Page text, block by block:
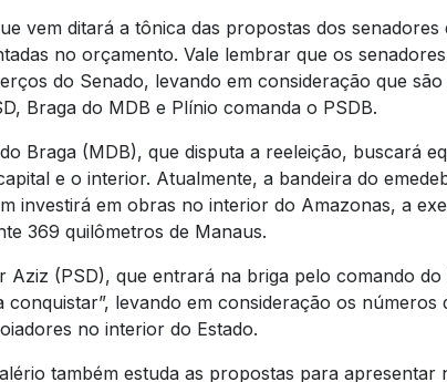
vem ditará a tônica das propostas dos senadores
no orçamento. Vale lembrar que os
do Senado, levando em consideração que
Braga do MDB e Plínio comanda o PSDB.
Braga (MDB), que disputa a reeleição, buscará
e o interior. Atualmente, a bandeira do
investirá em obras no interior do Amazonas, a
369 quilômetros de Manaus.
Aziz (PSD), que entrará na briga pelo comando
conquistar”, levando em consideração os números
no interior do Estado.
também estuda as propostas para apresentar